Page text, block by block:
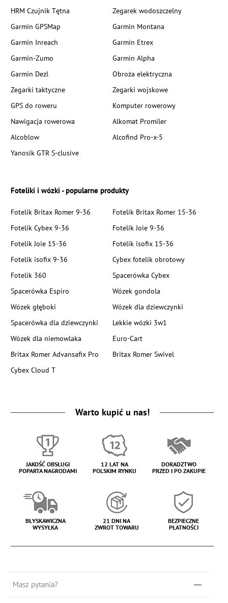
HRM Czujnik Tętna
Zegarek wodoszczelny
Garmin GPSMap
Garmin Montana
Garmin Inreach
Garmin Etrex
Garmin-Zumo
Garmin Alpha
Garmin Dezl
Obroża elektryczna
Zegarki taktyczne
Zegarki wojskowe
GPS do roweru
Komputer rowerowy
Nawigacja rowerowa
Alkomat Promiler
Alcoblow
Alcofind Pro-x-5
Yanosik GTR S-clusive
Foteliki i wózki - popularne produkty
Fotelik Britax Romer 9-36
Fotelik Britax Romer 15-36
Fotelik Cybex 9-36
Fotelik Joie 9-36
Fotelik Joie 15-36
Fotelik isofix 15-36
Fotelik isofix 9-36
Cybex fotelik obrotowy
Fotelik 360
Spacerówka Cybex
Spacerówka Espiro
Wózek gondola
Wózek głęboki
Wózek dla dziewczynki
Spacerówka dla dziewczynki
Lekkie wózki 3w1
Wózek dla niemowlaka
Euro-Cart
Britax Romer Advansafix Pro
Britax Romer Swivel
Cybex Cloud T
Warto kupić u nas!
JAKOŚĆ OBSŁUGI
POPARTA NAGRODAMI
12 LAT NA
POLSKIM RYNKU
DORADZTWO
PRZED I PO ZAKUPIE
BŁYSKAWICZNA
WYSYŁKA
21 DNI NA
ZWROT TOWARU
BEZPIECZNE
PŁATNOŚCI
Masz pytania?